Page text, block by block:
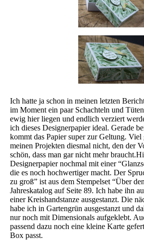
Ich hatte ja schon in meinen letzten
im Moment ein paar Schachteln und
ewig hier liegen und endlich verziert
ich dieses Designerpapier ideal. Gerade
kommt das Papier super zur Geltung. Viel
meinen Projekten diesmal nicht, den der
schön, dass man gar nicht mehr
Designerpapier nochmal mit einer
die es noch hochwertiger macht. Der
zu groß” ist aus dem Stempelset “Über
Jahreskatalog auf Seite 89. Ich habe ihn
einer Kreishandstanze ausgestanzt. Die
habe ich in Gartengrün ausgestanzt und
nur noch mit Dimensionals aufgeklebt.
passend dazu noch eine kleine Karte
Box passt.